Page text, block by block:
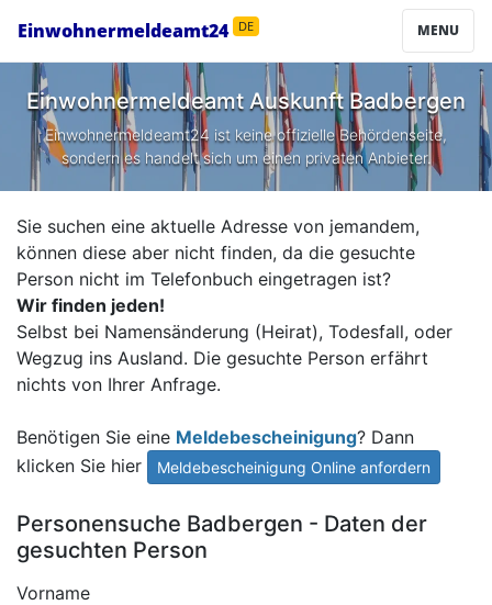
Einwohnermeldeamt24 DE MENU
Einwohnermeldeamt Auskunft Badbergen
Einwohnermeldeamt24 ist keine offizielle Behördenseite,
sondern es handelt sich um einen privaten Anbieter.
Sie suchen eine aktuelle Adresse von jemandem,
können diese aber nicht finden, da die gesuchte
Person nicht im Telefonbuch eingetragen ist?
Wir finden jeden!
Selbst bei Namensänderung (Heirat), Todesfall, oder
Wegzug ins Ausland. Die gesuchte Person erfährt
nichts von Ihrer Anfrage.
Benötigen Sie eine Meldebescheinigung? Dann
klicken Sie hier
Meldebescheinigung Online anfordern
Personensuche Badbergen - Daten der
gesuchten Person
Vorname